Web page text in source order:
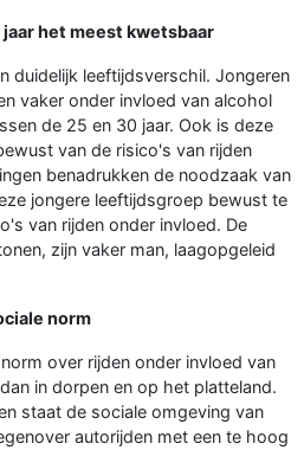
het meest kwetsbaar
duidelijk leeftijdsverschil. Jongeren
vaker onder invloed van alcohol
de 25 en 30 jaar. Ook is deze
van de risico's van rijden
benadrukken de noodzaak van
jongere leeftijdsgroep bewust te
van rijden onder invloed. De
zijn vaker man, laagopgeleid
norm
over rijden onder invloed van
in dorpen en op het platteland.
staat de sociale omgeving van
autorijden met een te hoog